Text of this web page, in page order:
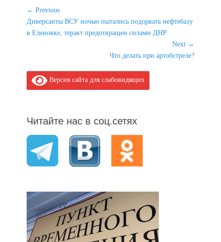
Навигация
по
записям
← Previous
Previous
post:
Диверсанты ВСУ ночью пытались подорвать нефтебазу
в Еленовке, теракт предотвращен силами ДНР
Next →
Что делать при артобстреле?
Версия сайта для слабовидящих
Читайте нас в соц.сетях